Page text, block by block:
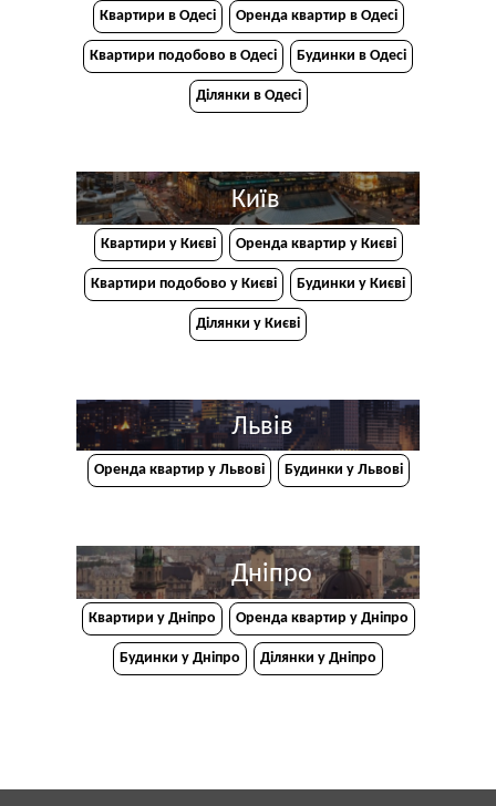
Квартири в Одесі Оренда квартир в Одесі
Квартири подобово в Одесі Будинки в Одесі
Ділянки в Одесі
Київ
Квартири у Києві Оренда квартир у Києві
Квартири подобово у Києві Будинки у Києві
Ділянки у Києві
Львів
Оренда квартир у Львові Будинки у Львові
Дніпро
Квартири у Дніпрo Оренда квартир у Дніпро
Будинки у Дніпро Ділянки у Дніпро